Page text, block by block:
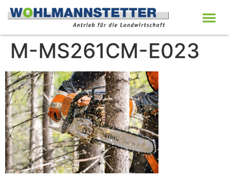
M-MS261CM-E023